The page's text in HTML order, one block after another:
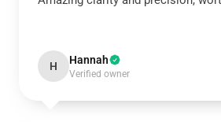
H Hannah
Verified owner